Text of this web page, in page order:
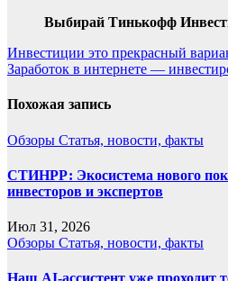
Выбирай Тинькофф
Навигация
по
записям
Инвестиции это прекрасный
Заработок в интернете —
Похожая запись
Обзоры Статья, новости, факты
СТИНРР: Экосистема нового
инвесторов и экспертов
Июл 31, 2026
Обзоры Статья, новости, факты